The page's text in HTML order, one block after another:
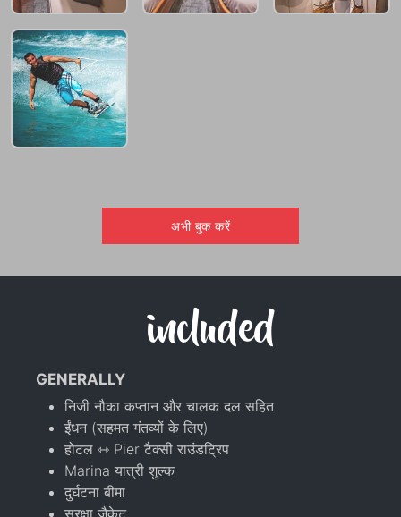
अभी बुक करें
included
GENERALLY
निजी नौका कप्तान और चालक दल सहित
ईंधन (सहमत गंतव्यों के लिए)
होटल ⇿ Pier टैक्सी राउंडट्रिप
Marina यात्री शुल्क
दुर्घटना बीमा